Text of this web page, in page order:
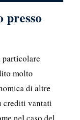
presso
particolare
molto
di altre
crediti vantati